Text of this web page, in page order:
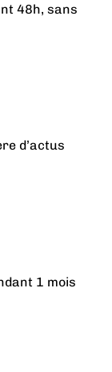
48h, sans
d’actus
1 mois